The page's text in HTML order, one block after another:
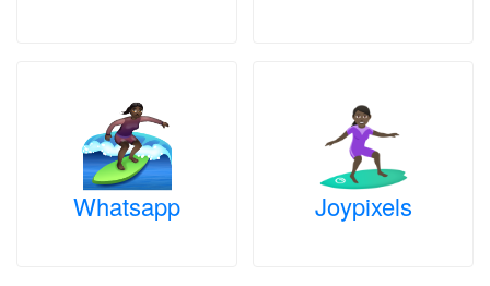
Whatsapp Joypixels